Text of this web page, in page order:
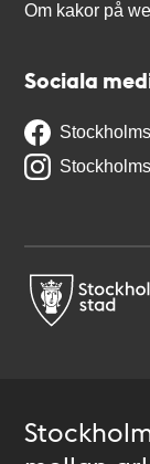
Om kakor på
Sociala